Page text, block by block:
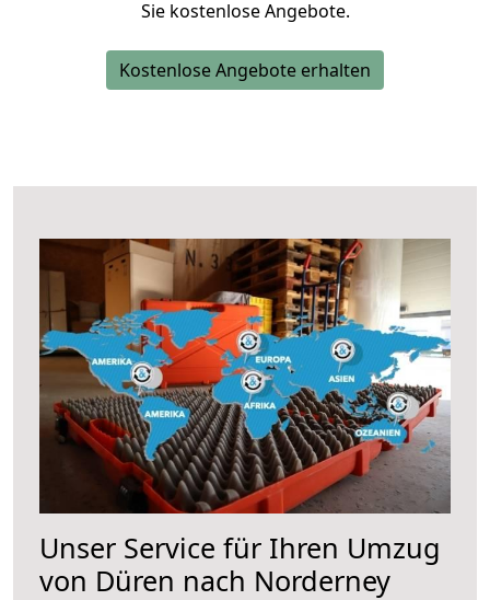
Sie kostenlose Angebote.
Kostenlose Angebote erhalten
Unser Service für Ihren Umzug
von Düren nach Norderney